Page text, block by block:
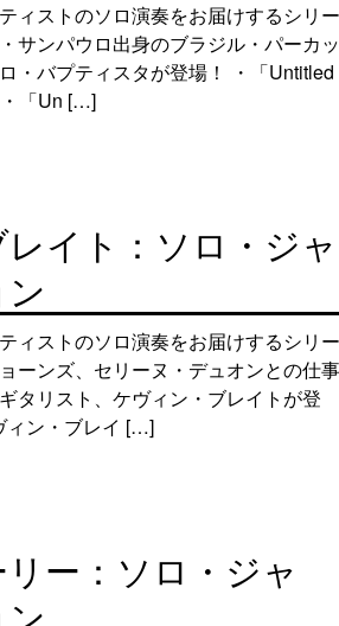
ィストのソロ演奏をお届けするシリー
サンパウロ出身のブラジル・パーカッ
・バプティスタが登場！ ・「Untitled
「Un […]
イト：ソロ・ジャ
ィストのソロ演奏をお届けするシリー
ーンズ、セリーヌ・デュオンとの仕事
タリスト、ケヴィン・ブレイトが登
ィン・ブレイ […]
ー：ソロ・ジャ